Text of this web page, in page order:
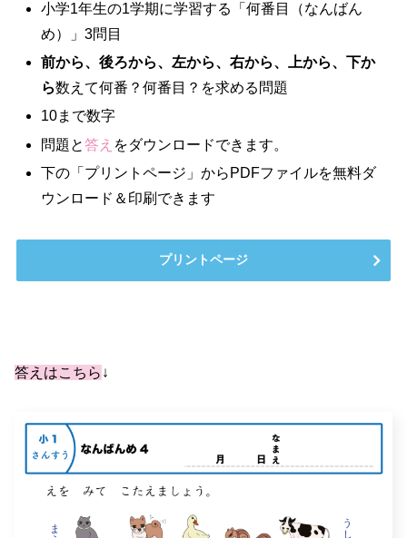
小学1年生の1学期に学習する「何番目（なんばん
め）」3問目
前から、後ろから、左から、右から、上から、下か
ら数えて何番？何番目？を求める問題
10まで数字
問題と答え をダウンロードできます。
下の「プリントページ」からPDFファイルを無料ダ
ウンロード＆印刷できます
プリントページ
答えはこちら ↓